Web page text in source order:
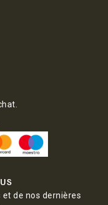
de nos dernières